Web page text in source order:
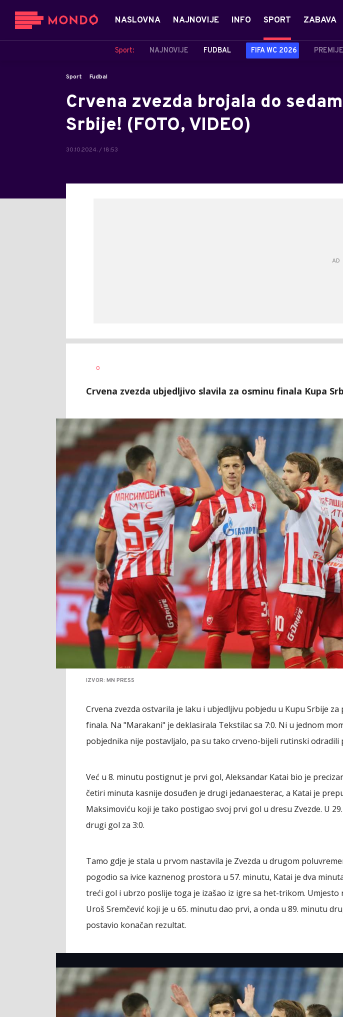
NASLOVNA NAJNOVIJE INFO SPORT
Sport: NAJNOVIJE FUDBAL FIFA WC 2026
ZABAVA
Sport Fudbal
Crvena zvezda brojala do
Srbije! (FOTO, VIDEO)
30.10.2024. / 18:53
AUTOR
0
Crvena zvezda ubjedljivo slavila za osminu finala Kupa
IZVOR: MN PRESS
Crvena zvezda ostvarila je laku i ubjedljivu pobjedu u Kupu Srbije
finala. Na "Marakani" je deklasirala Tekstilac sa 7:0. Ni u jednom
pobjednika nije postavljalo, pa su tako crveno-bijeli rutinski odradili
Već u 8. minutu postignut je prvi gol, Aleksandar Katai bio je
četiri minuta kasnije dosuđen je drugi jedanaesterac, a Katai je
Maksimoviću koji je tako postigao svoj prvi gol u dresu Zvezde. U
drugi gol za 3:0.
Tamo gdje je stala u prvom nastavila je Zvezda u drugom
pogodio sa ivice kaznenog prostora u 57. minutu, Katai je dva
treći gol i ubrzo poslije toga je izašao iz igre sa het-trikom. Umjesto
Uroš Sremčević koji je u 65. minutu dao prvi, a onda u 89. minutu
postavio konačan rezultat.